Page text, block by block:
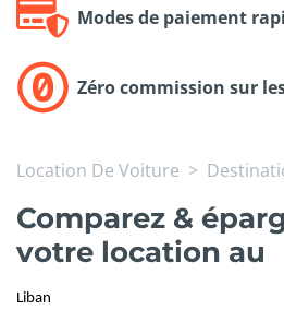
Modes de paiement
Zéro commission sur
Location De Voiture
Comparez &
votre location au
Liban